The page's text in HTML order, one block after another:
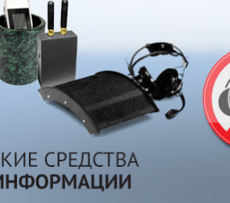
/
Adventure